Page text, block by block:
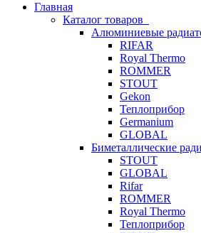
Главная
Каталог товаров
Алюминиевые
RIFAR
Royal Thermo
ROMMER
STOUT
Gekon
Теплоприбор
Germanium
GLOBAL
Биметаллические
STOUT
GLOBAL
Rifar
ROMMER
Royal Thermo
Теплоприбор